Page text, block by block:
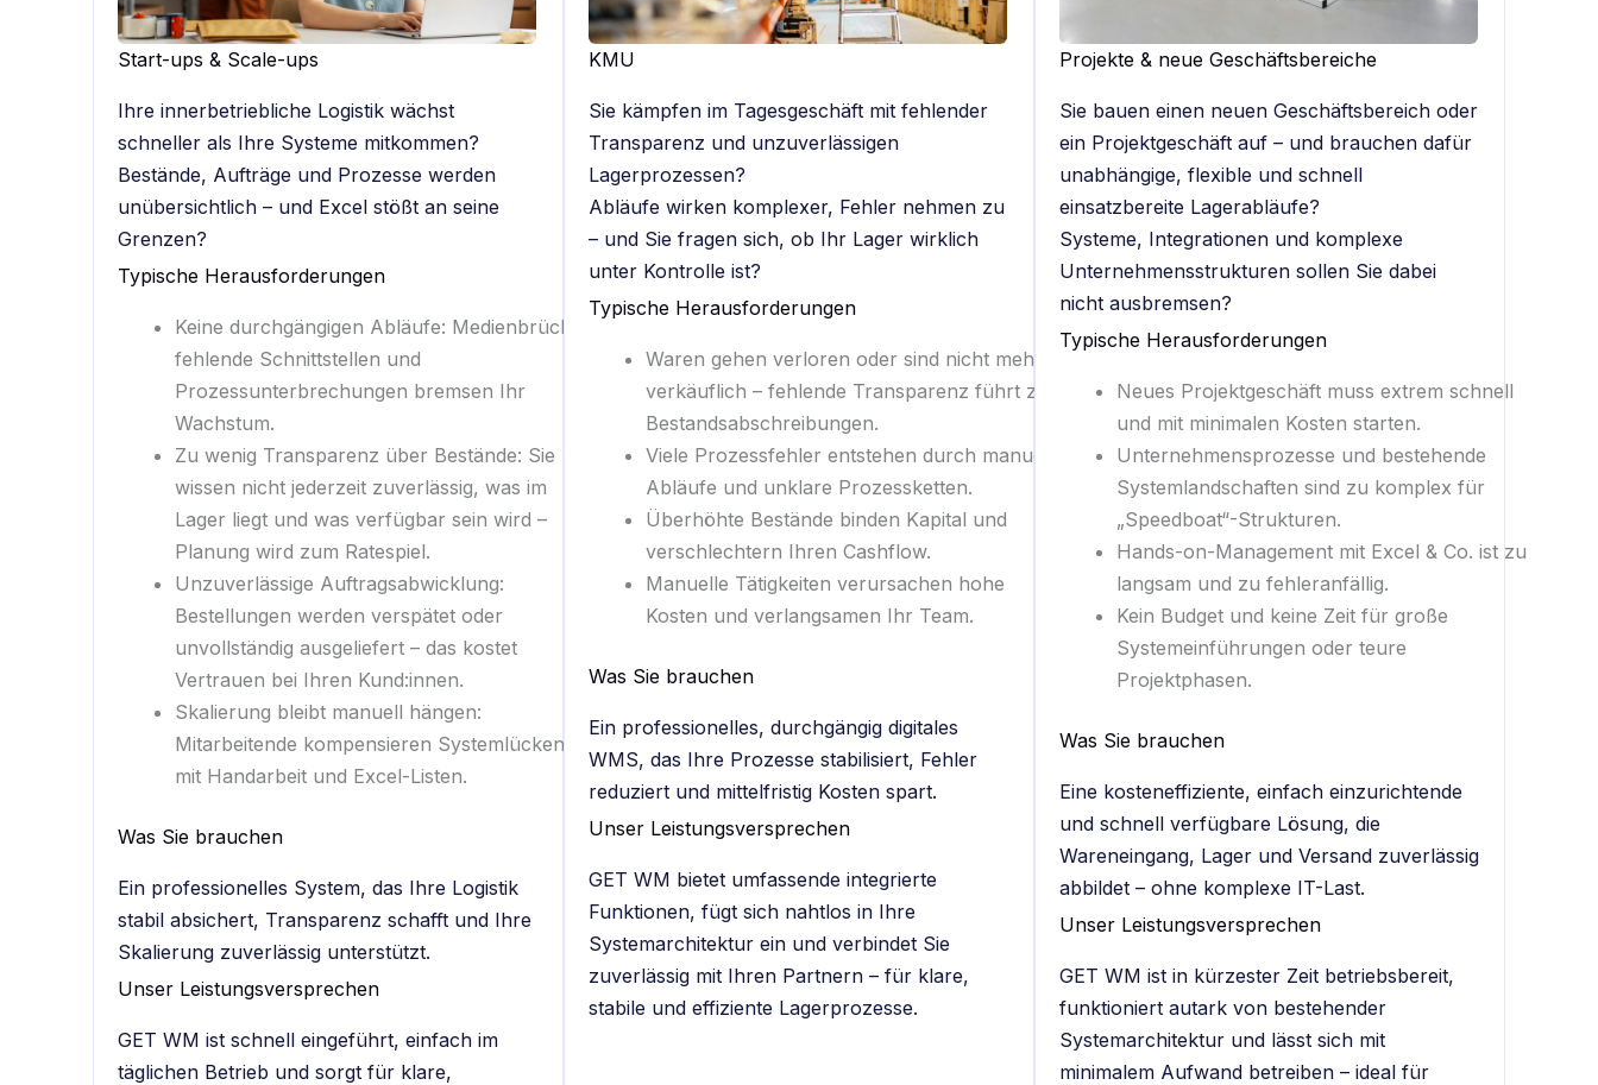
Start-ups & Scale-ups
Ihre innerbetriebliche Logistik wächst
schneller als Ihre Systeme mitkommen?
Bestände, Aufträge und Prozesse werden
unübersichtlich – und Excel stößt an seine
Grenzen?
Typische Herausforderungen
Keine durchgängigen Abläufe: Medienbrüche,
fehlende Schnittstellen und
Prozessunterbrechungen bremsen Ihr
Wachstum.
Zu wenig Transparenz über Bestände: Sie
wissen nicht jederzeit zuverlässig, was im
Lager liegt und was verfügbar sein wird –
Planung wird zum Ratespiel.
Unzuverlässige Auftragsabwicklung:
Bestellungen werden verspätet oder
unvollständig ausgeliefert – das kostet
Vertrauen bei Ihren Kund:innen.
Skalierung bleibt manuell hängen:
Mitarbeitende kompensieren Systemlücken
mit Handarbeit und Excel-Listen.
Was Sie brauchen
Ein professionelles System, das Ihre Logistik
stabil absichert, Transparenz schafft und Ihre
Skalierung zuverlässig unterstützt.
Unser Leistungsversprechen
GET WM ist schnell eingeführt, einfach im
täglichen Betrieb und sorgt für klare,
KMU
Sie kämpfen im Tagesgeschäft mit fehlender
Transparenz und unzuverlässigen
Lagerprozessen?
Abläufe wirken komplexer, Fehler nehmen zu
– und Sie fragen sich, ob Ihr Lager wirklich
unter Kontrolle ist?
Typische Herausforderungen
Waren gehen verloren oder sind nicht mehr
verkäuflich – fehlende Transparenz führt zu
Bestandsabschreibungen.
Viele Prozessfehler entstehen durch manuelle
Abläufe und unklare Prozessketten.
Überhöhte Bestände binden Kapital und
verschlechtern Ihren Cashflow.
Manuelle Tätigkeiten verursachen hohe
Kosten und verlangsamen Ihr Team.
Was Sie brauchen
Ein professionelles, durchgängig digitales
WMS, das Ihre Prozesse stabilisiert, Fehler
reduziert und mittelfristig Kosten spart.
Unser Leistungsversprechen
GET WM bietet umfassende integrierte
Funktionen, fügt sich nahtlos in Ihre
Systemarchitektur ein und verbindet Sie
zuverlässig mit Ihren Partnern – für klare,
stabile und effiziente Lagerprozesse.
Projekte & neue Geschäftsbereiche
Sie bauen einen neuen Geschäftsbereich oder
ein Projektgeschäft auf – und brauchen dafür
unabhängige, flexible und schnell
einsatzbereite Lagerabläufe?
Systeme, Integrationen und komplexe
Unternehmensstrukturen sollen Sie dabei
nicht ausbremsen?
Typische Herausforderungen
Neues Projektgeschäft muss extrem schnell
und mit minimalen Kosten starten.
Unternehmensprozesse und bestehende
Systemlandschaften sind zu komplex für
„Speedboat“-Strukturen.
Hands-on-Management mit Excel & Co. ist zu
langsam und zu fehleranfällig.
Kein Budget und keine Zeit für große
Systemeinführungen oder teure
Projektphasen.
Was Sie brauchen
Eine kosteneffiziente, einfach einzurichtende
und schnell verfügbare Lösung, die
Wareneingang, Lager und Versand zuverlässig
abbildet – ohne komplexe IT-Last.
Unser Leistungsversprechen
GET WM ist in kürzester Zeit betriebsbereit,
funktioniert autark von bestehender
Systemarchitektur und lässt sich mit
minimalem Aufwand betreiben – ideal für